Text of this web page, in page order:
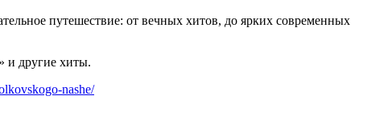
путешествие: от вечных хитов, до ярких современных
и другие хиты.
nashe/